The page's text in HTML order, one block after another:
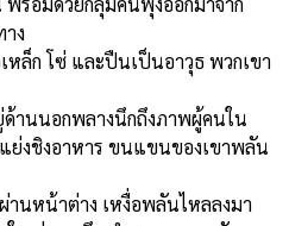
ง
ล็ก โซ่ และปืนเป็นอาวุธ พวกเขา
านนอกพลางนึกถึงภาพผู้คนใน
งชิงอาหาร ขนแขนของเขาพลัน
านหน้าต่าง เหงื่อพลันไหลลงมา